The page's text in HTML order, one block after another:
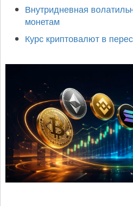
Внутридневная
монетам
Курс криптовалют в